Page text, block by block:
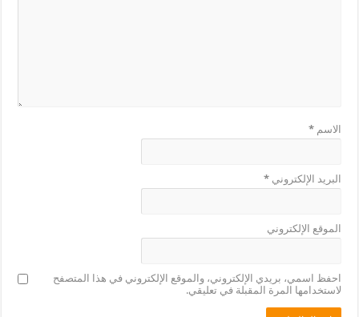
الاسم*
البريد الإلكتروني*
الموقع الإلكتروني
احفظ اسمي، بريدي الإلكتروني، والموقع الإلكتروني في هذا المتصفح
لاستخدامها المرة المقبلة في تعليقي.